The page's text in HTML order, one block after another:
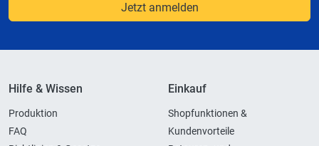
Jetzt anmelden
Hilfe & Wissen
Produktion
FAQ
Einkauf
Shopfunktionen &
Kundenvorteile